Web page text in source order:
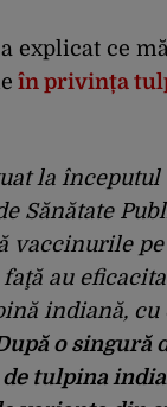
a explicat ce
în privința
la
Sănătate
vaccinurile
au
indiană, cu
o singură
tulpina